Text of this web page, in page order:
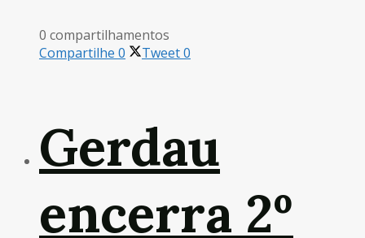
0 compartilhamentos
Compartilhe 0 Tweet0
Gerdau
encerra 2º